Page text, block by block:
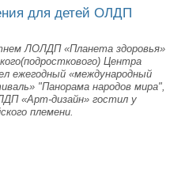
для детей ОЛДП
ЛОЛДП «Планета здоровья»
Центра
ежегодный «международный
"Панорама народов мира",
«Арт-дизайн» гостил у
племени.